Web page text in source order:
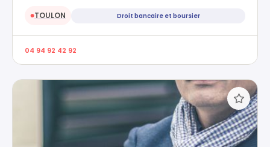
●TOULON Droit bancaire et boursier
04 94 92 42 92